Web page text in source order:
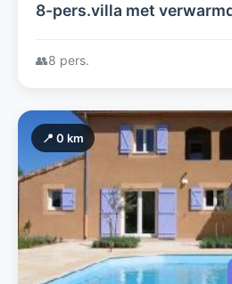
8-pers.villa met
terrassen,laadpaal,
👥8 pers.
📍 0 km